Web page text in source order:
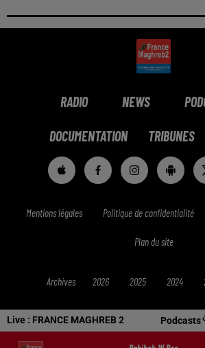
Live : FRANCE MAGHREB 2 Podcasts
RADIO NEWS
DOCUMENTATION TRIBUNES
Mentions légales Politique de confidentialité
Plan du site
Archives 2026 2025 2024